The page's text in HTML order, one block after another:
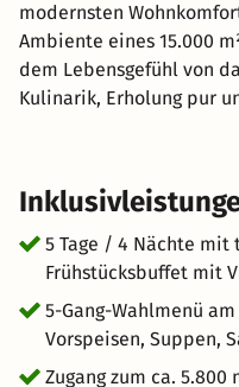
modernsten
Ambiente eines 15.000
dem Lebensgefühl von
Kulinarik, Erholung pur
Gartenspa ab 14 Jahren
U.a. mit 25m Infinity
Panoramasauna,
Relaxpool, Eisbrunnen,
langer Rutsche über 3
Baby-/Kinderpool,
außerdem ein Eltern-
5 Tage / 4 Nächte
Frühstücksbuffet mit
5-Gang-Wahlmenü
Vorspeisen, Suppen,
Zugang zum ca. 5.800